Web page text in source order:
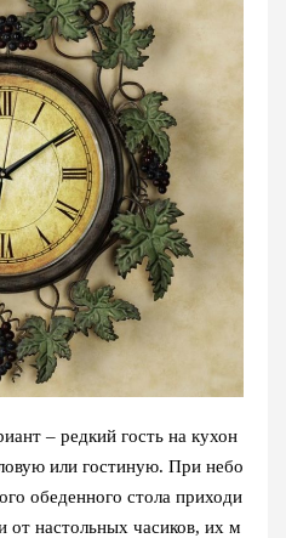
– редкий гость на кухон
или гостиную. При небо
обеденного стола приходи
от настольных часиков, их м